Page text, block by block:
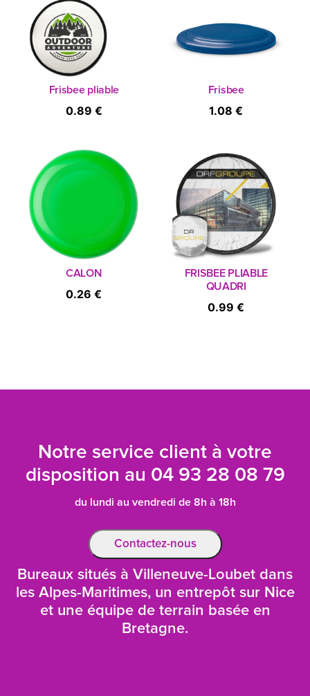
Frisbee pliable
0.89 €
Frisbee
1.08 €
CALON
0.26 €
FRISBEE PLIABLE
QUADRI
0.99 €
Notre service client à votre
disposition au 04 93 28 08 79
du lundi au vendredi de 8h à 18h
Contactez-nous
Bureaux situés à Villeneuve-Loubet dans
les Alpes-Maritimes, un entrepôt sur Nice
et une équipe de terrain basée en
Bretagne.